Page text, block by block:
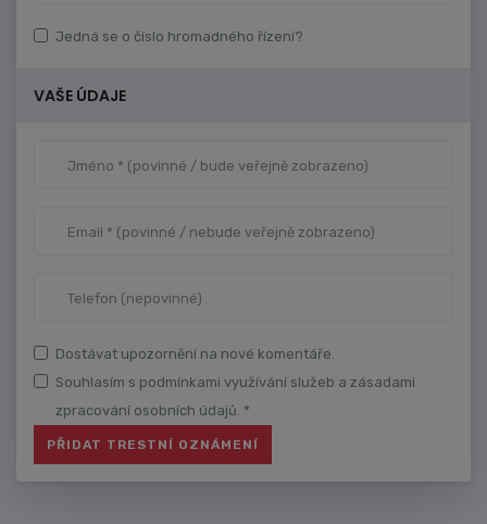
Jedná se o číslo hromadného řízení?
VAŠE ÚDAJE
Dostávat upozornění na nové komentáře.
Souhlasím s podmínkami využívání služeb a zásadami
zpracování osobních údajů. *